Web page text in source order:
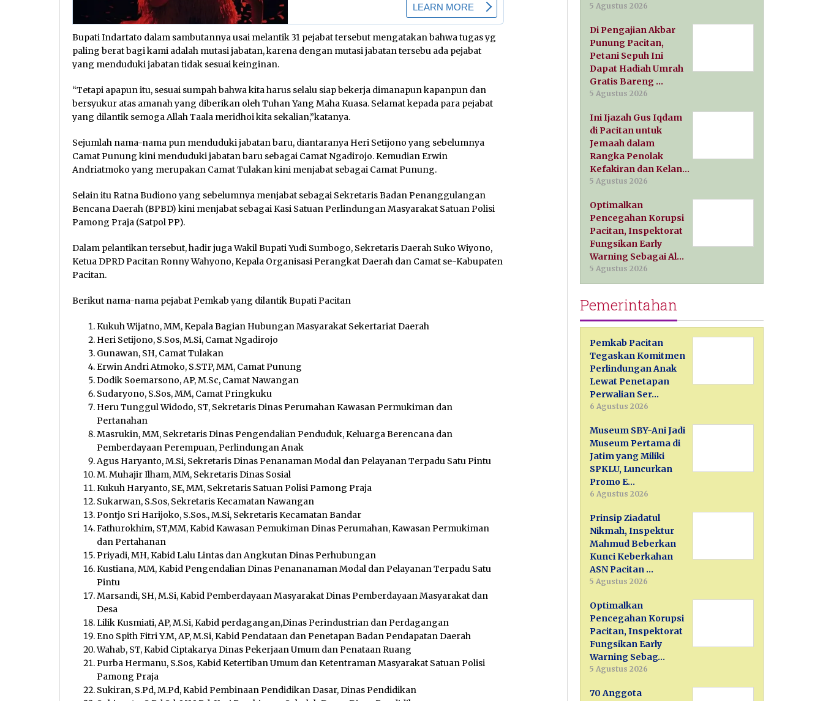
Bupati Indartato dalam sambutannya usai melantik 31 pejabat tersebut mengatakan bahwa tugas yg
paling berat bagi kami adalah mutasi jabatan, karena dengan mutasi jabatan tersebu ada pejabat
yang menduduki jabatan tidak sesuai keinginan.
“Tetapi apapun itu, sesuai sumpah bahwa kita harus selalu siap bekerja dimanapun kapanpun dan
bersyukur atas amanah yang diberikan oleh Tuhan Yang Maha Kuasa. Selamat kepada para pejabat
yang dilantik semoga Allah Taala meridhoi kita sekalian,”katanya.
Sejumlah nama-nama pun menduduki jabatan baru, diantaranya Heri Setijono yang sebelumnya
Camat Punung kini menduduki jabatan baru sebagai Camat Ngadirojo. Kemudian Erwin
Andriatmoko yang merupakan Camat Tulakan kini menjabat sebagai Camat Punung.
Selain itu Ratna Budiono yang sebelumnya menjabat sebagai Sekretaris Badan Penanggulangan
Bencana Daerah (BPBD) kini menjabat sebagai Kasi Satuan Perlindungan Masyarakat Satuan Polisi
Pamong Praja (Satpol PP).
Dalam pelantikan tersebut, hadir juga Wakil Bupati Yudi Sumbogo, Sekretaris Daerah Suko Wiyono,
Ketua DPRD Pacitan Ronny Wahyono, Kepala Organisasi Perangkat Daerah dan Camat se-Kabupaten
Pacitan.
Berikut nama-nama pejabat Pemkab yang dilantik Bupati Pacitan
Kukuh Wijatno, MM, Kepala Bagian Hubungan Masyarakat Sekertariat Daerah
Heri Setijono, S.Sos, M.Si, Camat Ngadirojo
Gunawan, SH, Camat Tulakan
Erwin Andri Atmoko, S.STP, MM, Camat Punung
Dodik Soemarsono, AP, M.Sc, Camat Nawangan
Sudaryono, S.Sos, MM, Camat Pringkuku
Heru Tunggul Widodo, ST, Sekretaris Dinas Perumahan Kawasan Permukiman dan
Pertanahan
Masrukin, MM, Sekretaris Dinas Pengendalian Penduduk, Keluarga Berencana dan
Pemberdayaan Perempuan, Perlindungan Anak
Agus Haryanto, M.Si, Sekretaris Dinas Penanaman Modal dan Pelayanan Terpadu Satu Pintu
M. Muhajir Ilham, MM, Sekretaris Dinas Sosial
Kukuh Haryanto, SE, MM, Sekretaris Satuan Polisi Pamong Praja
Sukarwan, S.Sos, Sekretaris Kecamatan Nawangan
Pontjo Sri Harijoko, S.Sos., M.Si, Sekretaris Kecamatan Bandar
Fathurokhim, ST,MM, Kabid Kawasan Pemukiman Dinas Perumahan, Kawasan Permukiman
dan Pertahanan
Priyadi, MH, Kabid Lalu Lintas dan Angkutan Dinas Perhubungan
Kustiana, MM, Kabid Pengendalian Dinas Penananaman Modal dan Pelayanan Terpadu Satu
Pintu
Marsandi, SH, M.Si, Kabid Pemberdayaan Masyarakat Dinas Pemberdayaan Masyarakat dan
Desa
Lilik Kusmiati, AP, M.Si, Kabid perdagangan,Dinas Perindustrian dan Perdagangan
Eno Spith Fitri Y.M, AP, M.Si, Kabid Pendataan dan Penetapan Badan Pendapatan Daerah
Wahab, ST, Kabid Ciptakarya Dinas Pekerjaan Umum dan Penataan Ruang
Purba Hermanu, S.Sos, Kabid Ketertiban Umum dan Ketentraman Masyarakat Satuan Polisi
Pamong Praja
Sukiran, S.Pd, M.Pd, Kabid Pembinaan Pendidikan Dasar, Dinas Pendidikan
5 Agustus 2026
Di Pengajian Akbar
Punung Pacitan,
Petani Sepuh Ini
Dapat Hadiah Umrah
Gratis Bareng …
5 Agustus 2026
Ini Ijazah Gus Iqdam
di Pacitan untuk
Jemaah dalam
Rangka Penolak
Kefakiran dan Kelan…
5 Agustus 2026
Optimalkan
Pencegahan Korupsi
Pacitan, Inspektorat
Fungsikan Early
Warning Sebagai Al…
5 Agustus 2026
Pemerintahan
Pemkab Pacitan
Tegaskan Komitmen
Perlindungan Anak
Lewat Penetapan
Perwalian Ser…
6 Agustus 2026
Museum SBY-Ani Jadi
Museum Pertama di
Jatim yang Miliki
SPKLU, Luncurkan
Promo E…
6 Agustus 2026
Prinsip Ziadatul
Nikmah, Inspektur
Mahmud Beberkan
Kunci Keberkahan
ASN Pacitan …
5 Agustus 2026
Optimalkan
Pencegahan Korupsi
Pacitan, Inspektorat
Fungsikan Early
Warning Sebag…
5 Agustus 2026
70 Anggota